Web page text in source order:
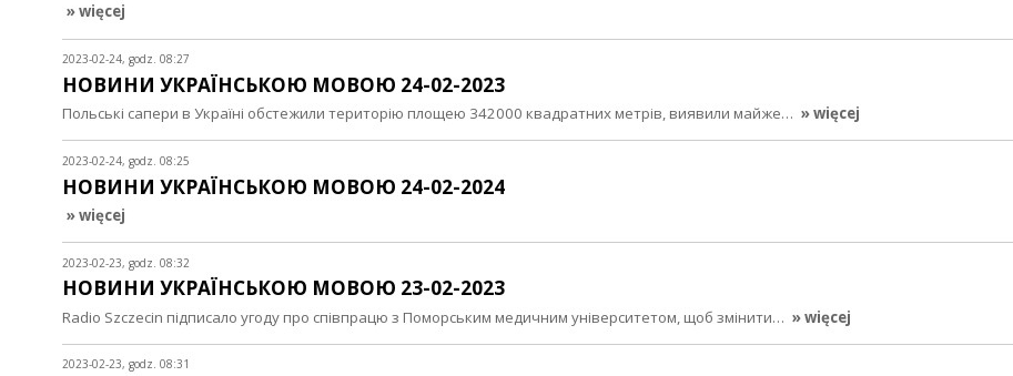
» więcej
2023-02-24, godz. 08:27
НОВИНИ УКРАЇНСЬКОЮ МОВОЮ 24-02-2023
Польські сапери в Україні обстежили територію площею 342000 квадратних метрів, виявили майже… » więcej
2023-02-24, godz. 08:25
НОВИНИ УКРАЇНСЬКОЮ МОВОЮ 24-02-2024
» więcej
2023-02-23, godz. 08:32
НОВИНИ УКРАЇНСЬКОЮ МОВОЮ 23-02-2023
Radio Szczecin підписало угоду про співпрацю з Поморським медичним університетом, щоб змінити… » więcej
2023-02-23, godz. 08:31